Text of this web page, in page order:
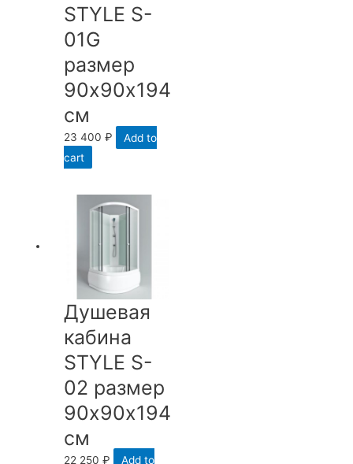
STYLE S-
01G
размер
90х90х194
см
23 400₽
Add to
cart
Душевая
кабина
STYLE S-
02 размер
90х90х194
см
22 250₽ Add to